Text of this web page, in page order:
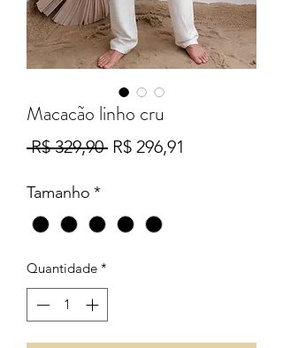
Macacão linho cru
R$ 329,90 Preço
R$ 296,91
Tamanho *
Quantidade *